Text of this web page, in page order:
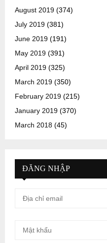
August 2019 (374)
July 2019 (381)
June 2019 (191)
May 2019 (391)
April 2019 (325)
March 2019 (350)
February 2019 (215)
January 2019 (370)
March 2018 (45)
ĐĂNG NHẬP